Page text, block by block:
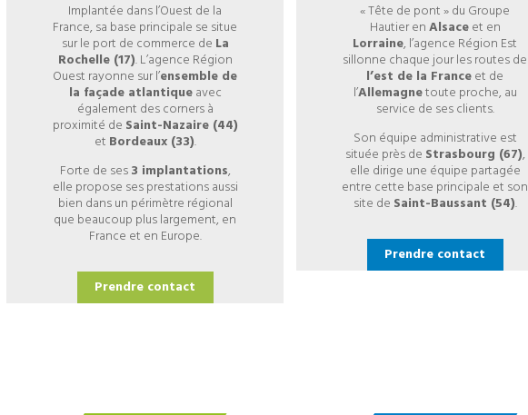
Implantée dans l’Ouest de la
France, sa base principale se situe
sur le port de commerce de La
Rochelle (17). L’agence Région
Ouest rayonne sur l’ensemble de
la façade atlantiqueavec
également des corners à
proximité de Saint-Nazaire (44)
et Bordeaux (33).
Forte de ses3 implantations,
elle propose ses prestations aussi
bien dans un périmètre régional
que beaucoup plus largement, en
France et en Europe.
Prendre contact
« Tête de pont » du Groupe
Hautier enAlsaceet en
Lorraine, l’agence Région Est
sillonne chaque jour les routes de
l’est de la Franceet de
l’Allemagnetoute proche, au
service de ses clients.
Son équipe administrative est
située près de Strasbourg (67),
elle dirige une équipe partagée
entre cette base principale et son
site de Saint-Baussant (54).
Prendre contact